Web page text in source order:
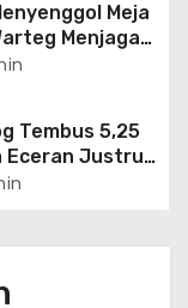
Meja
Menjaga
Tembus 5,25
Eceran Justru
Turut